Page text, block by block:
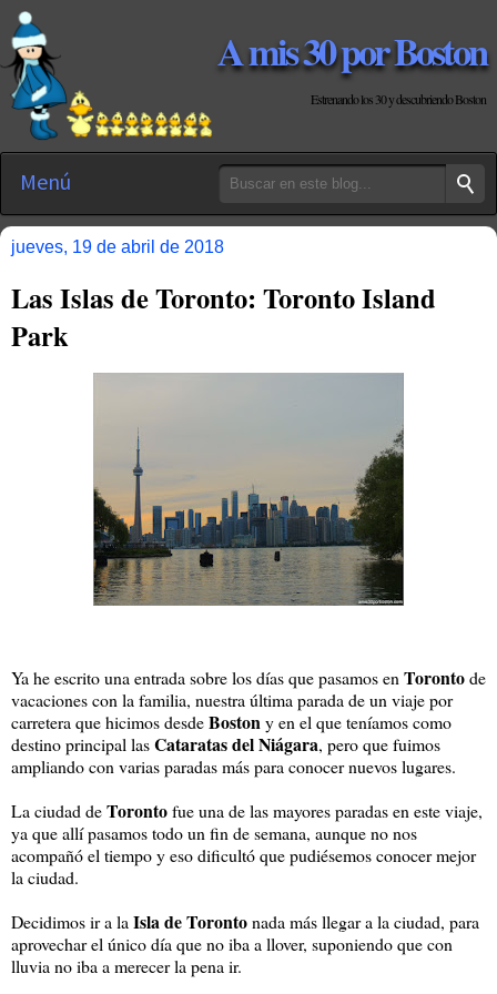
A mis 30 por Boston
Estrenando los 30 y descubriendo Boston
Menú
jueves, 19 de abril de 2018
Las Islas de Toronto: Toronto Island
Park
Ya he escrito una entrada sobre los días que pasamos enTorontode
vacaciones con la familia, nuestra última parada de un viaje por
carretera que hicimos desdeBostony en el que teníamos como
destino principal lasCataratas del Niágara, pero que fuimos
ampliando con varias paradas más para conocer nuevos lugares.
La ciudad deTorontofue una de las mayores paradas en este viaje,
ya que allí pasamos todo un fin de semana, aunque no nos
acompañó el tiempo y eso dificultó que pudiésemos conocer mejor
la ciudad.
Decidimos ir a laIsla de Torontonada más llegar a la ciudad, para
aprovechar el único día que no iba a llover, suponiendo que con
lluvia no iba a merecer la pena ir.